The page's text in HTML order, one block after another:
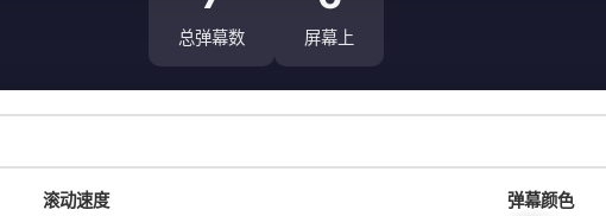
总弹幕数 屏幕上
滚动速度 弹幕颜色